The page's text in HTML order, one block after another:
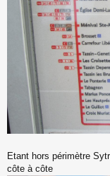
Etant hors périmètre
côte à côte